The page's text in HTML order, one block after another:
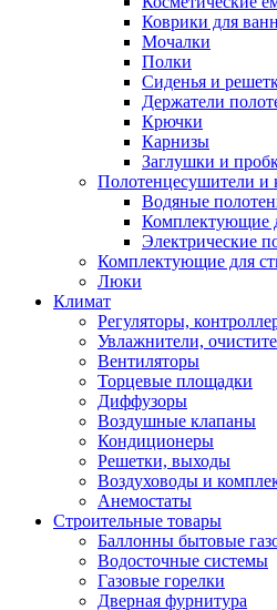
Коврики для
Мочалки
Полки
Сиденья и
Держатели
Крючки
Карнизы
Заглушки и
Полотенцесушители и
Водяные
Комплектующие
Электрические
Комплектующие для
Люки
Климат
Регуляторы,
Увлажнители,
Вентиляторы
Торцевые площадки
Диффузоры
Воздушные клапаны
Кондиционеры
Решетки, выходы
Воздуховоды и
Анемостаты
Строительные товары
Баллонны бытовые
Водосточные системы
Газовые горелки
Дверная фурнитура